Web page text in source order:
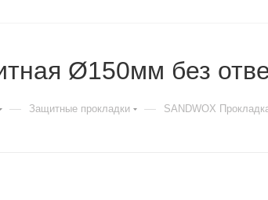
Ø150мм без
— Защитные прокладки — SANDWOX